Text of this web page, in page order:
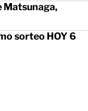
Matsunaga,
sorteo HOY 6